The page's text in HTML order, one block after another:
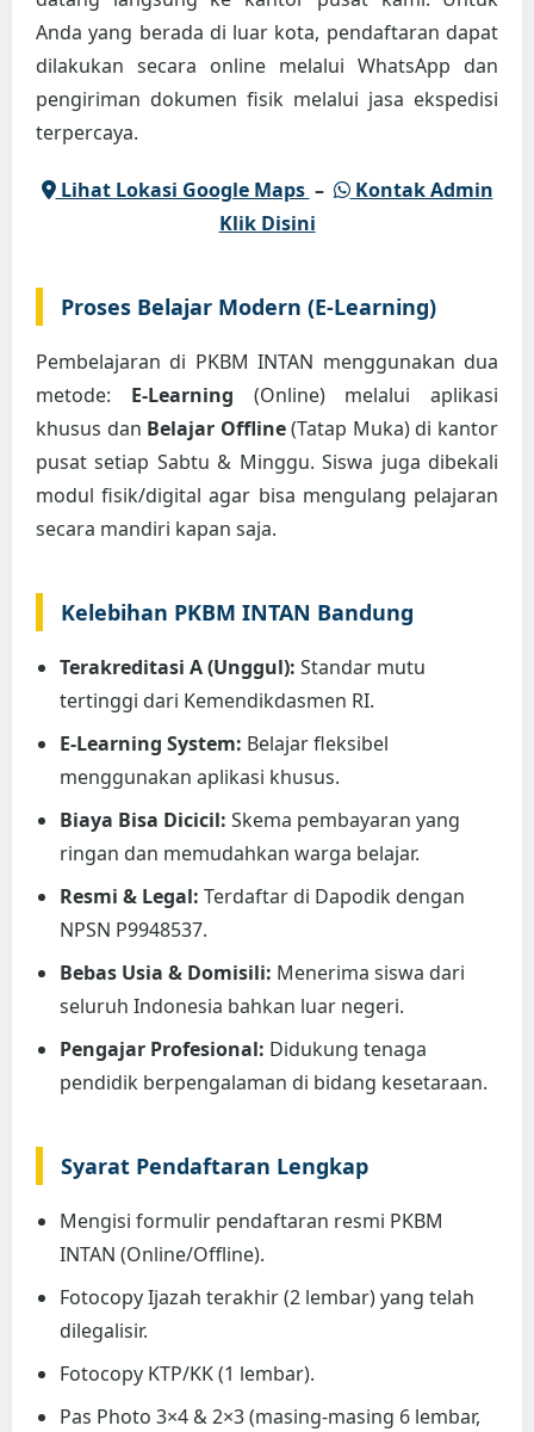
Anda yang berada di luar kota, pendaftaran dapat
dilakukan secara online melalui WhatsApp dan
pengiriman dokumen fisik melalui jasa ekspedisi
terpercaya.
Lihat Lokasi Google Maps –
Kontak Admin
Klik Disini
Proses Belajar Modern (E-Learning)
Pembelajaran di PKBM INTAN menggunakan dua
metode: E-Learning (Online) melalui aplikasi
khusus dan Belajar Offline(Tatap Muka) di kantor
pusat setiap Sabtu & Minggu. Siswa juga dibekali
modul fisik/digital agar bisa mengulang pelajaran
secara mandiri kapan saja.
Kelebihan PKBM INTAN Bandung
Terakreditasi A (Unggul): Standar mutu
tertinggi dari Kemendikdasmen RI.
E-Learning System: Belajar fleksibel
menggunakan aplikasi khusus.
Biaya Bisa Dicicil: Skema pembayaran yang
ringan dan memudahkan warga belajar.
Resmi & Legal: Terdaftar di Dapodik dengan
NPSN P9948537.
Bebas Usia & Domisili: Menerima siswa dari
seluruh Indonesia bahkan luar negeri.
Pengajar Profesional: Didukung tenaga
pendidik berpengalaman di bidang kesetaraan.
Syarat Pendaftaran Lengkap
Mengisi formulir pendaftaran resmi PKBM
INTAN (Online/Offline).
Fotocopy Ijazah terakhir (2 lembar) yang telah
dilegalisir.
Fotocopy KTP/KK (1 lembar).
Pas Photo 3×4 & 2×3 (masing-masing 6 lembar,